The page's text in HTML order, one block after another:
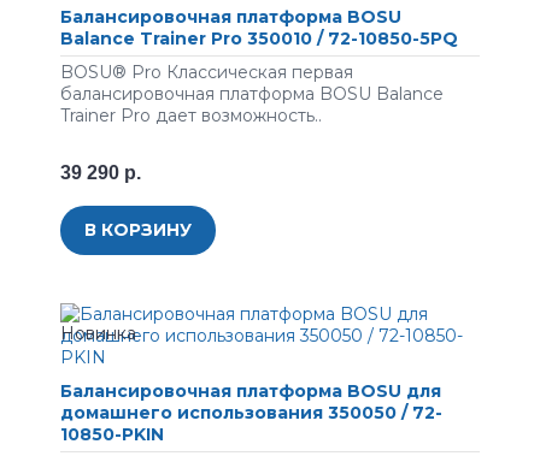
Балансировочная платформа BOSU
Balance Trainer Pro 350010 / 72-10850-5PQ
BOSU® Pro Классическая первая
балансировочная платформа BOSU Balance
Trainer Pro дает возможность..
39 290 р.
В КОРЗИНУ
Балансировочная платформа BOSU для
домашнего использования 350050 / 72-
10850-PKIN